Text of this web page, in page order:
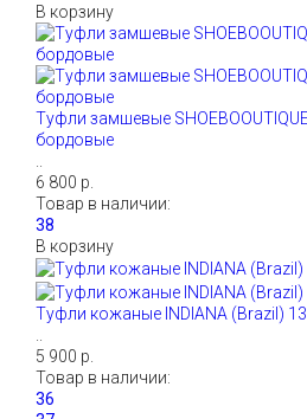
В корзину
Туфли замшевые
бордовые
6 800 р.
Товар в наличии:
В корзину
Туфли кожаные INDIANA (Brazil)
5 900 р.
Товар в наличии: